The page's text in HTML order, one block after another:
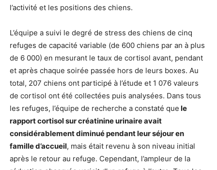
l’activité et les positions des chiens.
L’équipe a suivi le degré de stress des chiens de cinq
refuges de capacité variable (de 600 chiens par an à plus
de 6 000) en mesurant le taux de cortisol avant, pendant
et après chaque soirée passée hors de leurs boxes. Au
total, 207 chiens ont participé à l’étude et 1 076 valeurs
de cortisol ont été collectées puis analysées. Dans tous
les refuges, l’équipe de recherche a constaté que le
rapport cortisol sur créatinine urinaire avait
considérablement diminué pendant leur séjour en
famille d’accueil, mais était revenu à son niveau initial
après le retour au refuge. Cependant, l’ampleur de la